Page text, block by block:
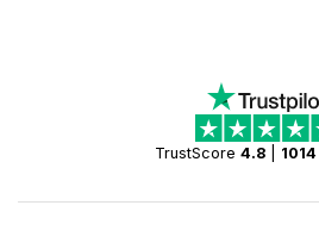
TrustScore 4.8 1014